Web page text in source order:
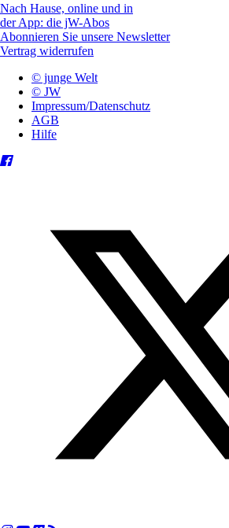
Nach Hause, online und in
der App: die jW-Abos
Abonnieren Sie unsere Newsletter
Vertrag widerrufen
© junge Welt
© JW
Impressum/Datenschutz
AGB
Hilfe